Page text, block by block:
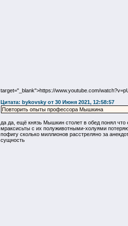
target="_blank">https://www.youtube.com/
Цитата: bykovsky от 30 Июня 2021, 12:58:57
Повторить опыты профессора Мышкина
да да, ещё князь Мышкин столет в обед понял
мраксисьты с их полуживотными-холуями
пофигу сколько миллионов расстреляно за
сущность